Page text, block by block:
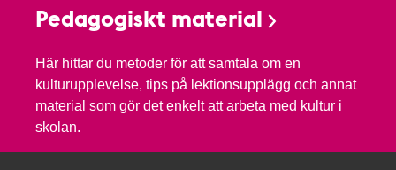
Pedagogiskt material
Här hittar du metoder för att samtala om en
kulturupplevelse, tips på lektionsupplägg och annat
material som gör det enkelt att arbeta med kultur i
skolan.